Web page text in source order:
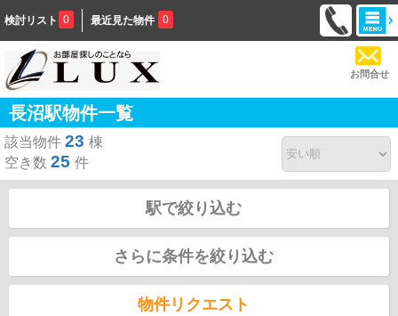
検討リスト 0 最近見た物件 0
お問合せ
長沼駅物件一覧
該当物件 23 棟
空き数 25 件
駅で絞り込む
さらに条件を絞り込む
物件リクエスト